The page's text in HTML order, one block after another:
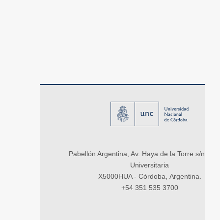
Pabellón Argentina, Av. Haya de la Torre s/n,
Universitaria
X5000HUA - Córdoba, Argentina.
+54 351 535 3700